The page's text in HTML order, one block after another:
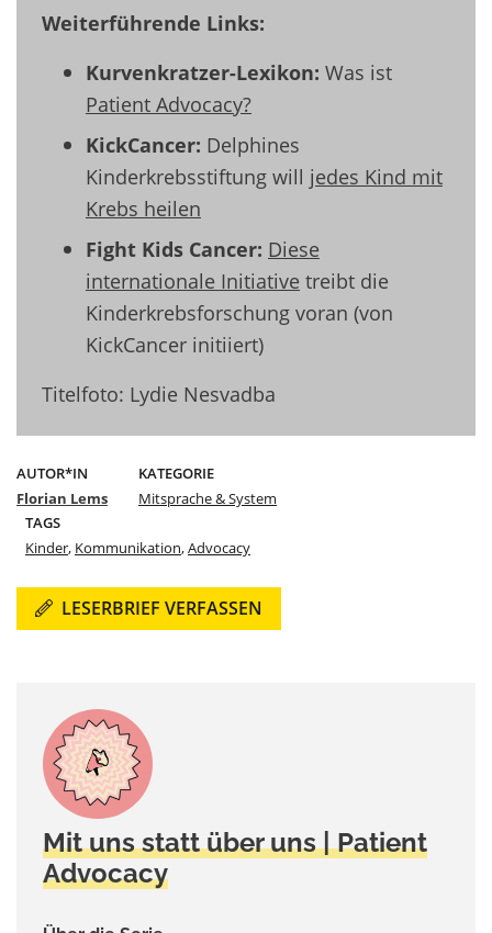
Weiterführende Links:
Kurvenkratzer-Lexikon: Was ist
Patient Advocacy?
KickCancer: Delphines
Kinderkrebsstiftung will jedes Kind mit
Krebs heilen
Fight Kids Cancer: Diese
internationale Initiative treibt die
Kinderkrebsforschung voran (von
KickCancer initiiert)
Titelfoto: Lydie Nesvadba
AUTOR*IN
Florian Lems
KATEGORIE
Mitsprache & System
TAGS
Kinder, Kommunikation,Advocacy
LESERBRIEF VERFASSEN
Mit uns statt über uns | Patient
Advocacy